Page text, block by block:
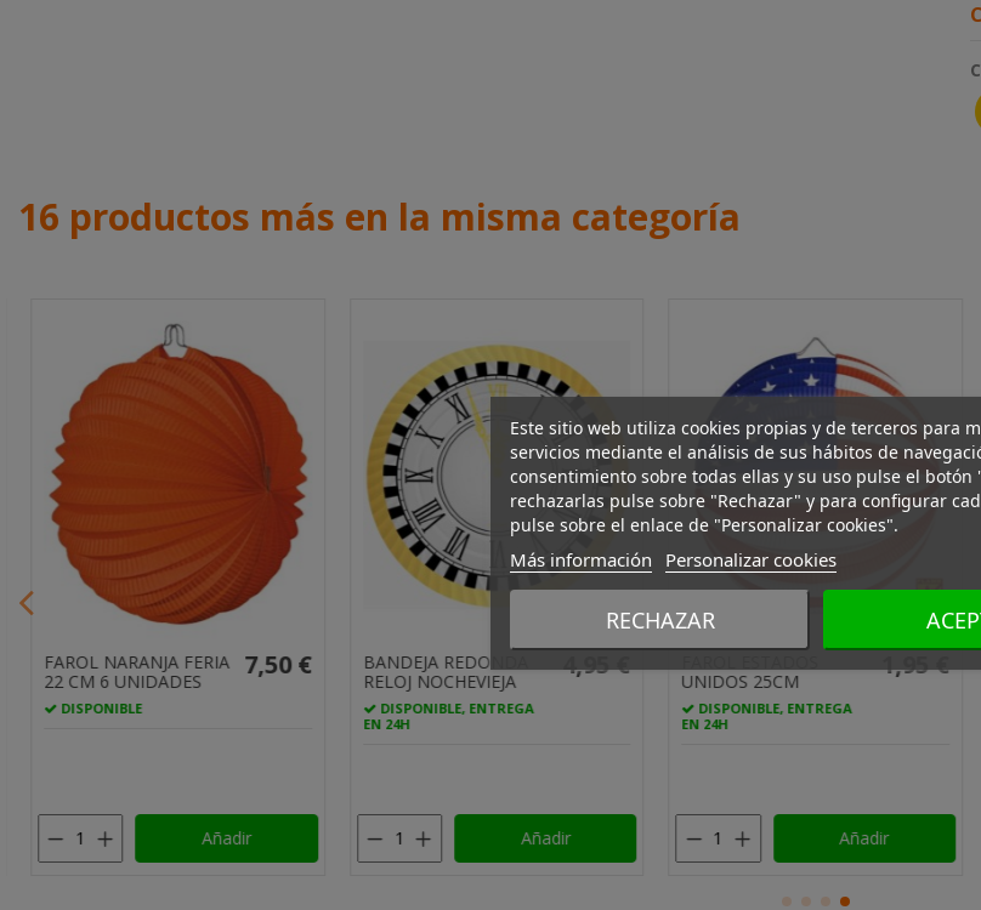
16 productos más en la misma categoría
CAMPANA AZUL PAPEL
50CMS
DISPONIBLE
5,95 €
Añadir
BOLSA 8 GLOBOS
FUCSIA LUNARES
RESERVAR
4,25 €
Añadir
VESTIDO NOVIA
DECORACION PLATA
DISPONIBLE, ENTREGA
2,95 €
Añadir
Este sitio web utiliza cookies propias y de terceros para
servicios mediante el análisis de sus hábitos de
consentimiento sobre todas ellas y su uso pulse el botón
rechazarlas pulse sobre "Rechazar" y para configurar
pulse sobre el enlace de "Personalizar cookies".
Más información Personalizar cookies
RECHAZAR